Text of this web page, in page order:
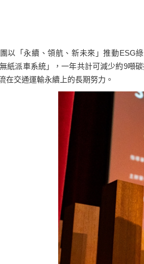
以「永續、領航、新未來」推動ESG
無紙派車系統」，一年共計可減少約9噸
在交通運輸永續上的長期努力。